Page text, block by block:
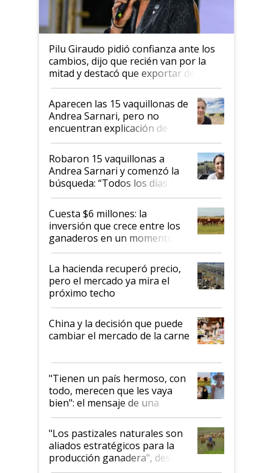
Pilu Giraudo pidió confianza ante los
cambios, dijo que recién van por la
mitad y destacó que exportar dejó de
ser "para unos pocos": "Tenemos un
mandato muy claro del gobierno
nacional"
Aparecen las 15 vaquillonas de
Andrea Sarnari, pero no
encuentran explicación de
cómo llegaron allí
Robaron 15 vaquillonas a
Andrea Sarnari y comenzó la
búsqueda: “Todos los días le
toca a algún productor”
Cuesta $6 millones: la
inversión que crece entre los
ganaderos en un momento
histórico para la actividad
La hacienda recuperó precio,
pero el mercado ya mira el
próximo techo
China y la decisión que puede
cambiar el mercado de la carne
"Tienen un país hermoso, con
todo, merecen que les vaya
bien": el mensaje de una
ganadera uruguaya sobre las
oportunidades que se abren
para el agro en Argentina, con
foco en la carne
"Los pastizales naturales son
aliados estratégicos para la
producción ganadera", destaca
la iniciativa que ya reúne a 46